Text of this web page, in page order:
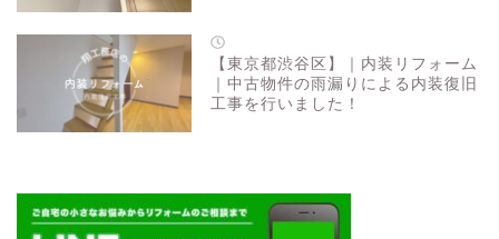
【東京都渋谷区】｜内装リフォーム
｜中古物件の雨漏りによる内装復旧
工事を行いました！